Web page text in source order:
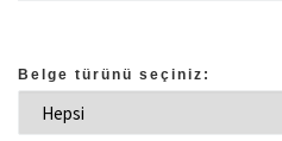
Belge türünü seçiniz: